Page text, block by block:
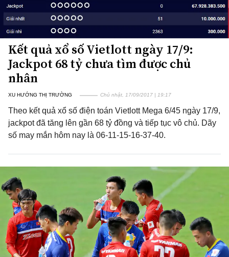
Kết quả xổ số Vietlott ngày 17/9:
Jackpot 68 tỷ chưa tìm được chủ
nhân
XU HƯỚNG THỊ TRƯỜNG Chủ nhật, 17/09/2017 | 19:17
Theo kết quả xổ số điện toán Vietlott Mega 6/45 ngày 17/9,
jackpot đã tăng lên gần 68 tỷ đồng và tiếp tục vô chủ. Dãy
số may mắn hôm nay là 06-11-15-16-37-40.